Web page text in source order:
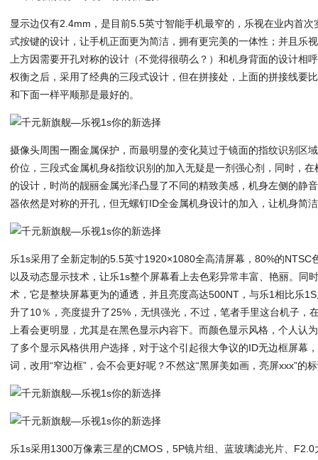
显示边仅有2.4mm，是目前5.5英寸智能手机最窄的，乐视在业内首
式按键的设计，让手机正面更为简洁，拥有更完美的一体性；并且乐
上方因需要开孔对称的设计（不觉得很萌么？）和机身背面的设计相
权衡之后，采用了经典的三段式设计，但在拼接处，上面的拼接线要
和下面一样平顺那是最好的。
摄像头周围一圈金属保护，而最明显的变化莫过于镜面的指纹识别区
价位，三段式金属机身&指纹识别的加入无疑是一剂强心剂，同时，
的设计，时尚的靓丽金属光泽凸显了不同的精致美感，机身左侧的静
器依然是对称的开孔，但无螺钉ID全金属机身设计的加入，让机身简
乐1s采用了全新定制的5.5英寸1920×1080全高清屏幕，80%的NTSC
以及动态显示技术，让乐1s整个屏幕看上去色彩异常丰富、艳丽。同
术，它是整块屏幕更为的通透，并且亮度高达500NT，与乐1相比乐
升了10％，亮度提升了25%，无惧强光，不过，笔者手里这台机子，
上看会更明显，尤其是在黑色显示内容下。而颜色显示风格，个人认
了多个显示风格供用户选择，对于这个引起很大争议的ID无边框屏幕
词，改用“窄边框”，会不会更好呢？不然这“黑屏美如画，亮屏xxx”的
乐1s采用1300万像素三星的CMOS，5P镜片组、蓝玻璃滤光片、